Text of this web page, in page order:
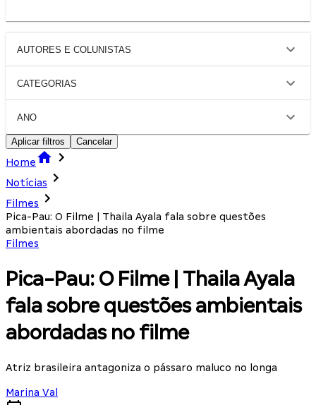
AUTORES E COLUNISTAS
CATEGORIAS
ANO
Aplicar filtros Cancelar
Home
Notícias
Filmes
Pica-Pau: O Filme | Thaila Ayala fala sobre questões
ambientais abordadas no filme
Filmes
Pica-Pau: O Filme | Thaila Ayala
fala sobre questões ambientais
abordadas no filme
Atriz brasileira antagoniza o pássaro maluco no longa
Marina Val